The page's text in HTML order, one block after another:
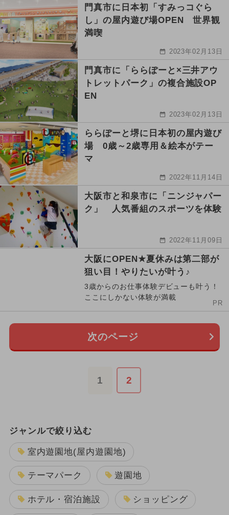
門真市に日本初「すみっコぐら
し」の屋内遊び場OPEN 世界観
満喫
2023年02月13日
門真市に「ららぽーと×三井アウ
トレットパーク」の複合施設OP
EN
2023年02月13日
ららぽーと堺に日本初の屋内遊び
場 0歳～2歳専用＆絵本がテー
マ
2022年11月14日
大阪市と和泉市に「ニンジャパー
ク」 人気番組のスポーツを体験
2022年11月09日
大阪にOPEN★夏休みは第二部が
狙い目！やりたいが叶う♪
3歳からのお仕事体験デビューも叶う！
ここにしかない体験が満載
PR
次のページ
1 2
ジャンルで絞り込む
室内遊園地(屋内遊園地)
テーマパーク 遊園地
ホテル・宿泊施設 ショッピング